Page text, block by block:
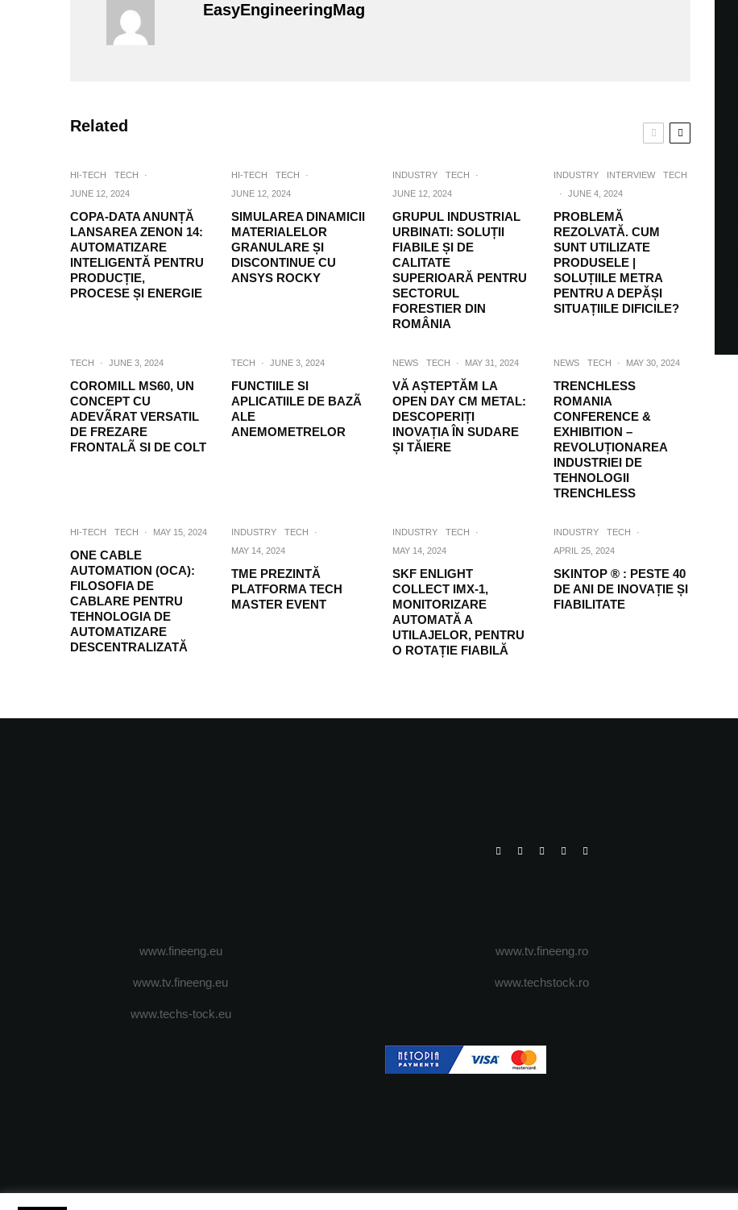
EasyEngineeringMag
Related
HI-TECH TECH
·
JUNE 12, 2024
COPA-DATA ANUNȚĂ
LANSAREA ZENON 14:
AUTOMATIZARE
INTELIGENTĂ PENTRU
PRODUCȚIE,
PROCESE ȘI ENERGIE
HI-TECH TECH
·
JUNE 12, 2024
SIMULAREA DINAMICII
MATERIALELOR
GRANULARE ȘI
DISCONTINUE CU
ANSYS ROCKY
INDUSTRY TECH
·
JUNE 12, 2024
GRUPUL INDUSTRIAL
URBINATI: SOLUȚII
FIABILE ȘI DE
CALITATE
SUPERIOARĂ PENTRU
SECTORUL
FORESTIER DIN
ROMÂNIA
INDUSTRY INTERVIEW
TECH
·
JUNE 4, 2024
PROBLEMĂ
REZOLVATĂ. CUM
SUNT UTILIZATE
PRODUSELE |
SOLUȚIILE METRA
PENTRU A DEPĂȘI
SITUAȚIILE DIFICILE?
TECH · JUNE 3, 2024
COROMILL MS60, UN
CONCEPT CU
ADEVÃRAT VERSATIL
DE FREZARE
FRONTALÃ SI DE COLT
TECH · JUNE 3, 2024
FUNCTIILE SI
APLICATIILE DE BAZÃ
ALE
ANEMOMETRELOR
NEWS TECH · MAY 31, 2024
VĂ AȘTEPTĂM LA
OPEN DAY CM METAL:
DESCOPERIȚI
INOVAȚIA ÎN SUDARE
ȘI TĂIERE
NEWS TECH · MAY 30, 2024
TRENCHLESS
ROMANIA
CONFERENCE &
EXHIBITION –
REVOLUȚIONAREA
INDUSTRIEI DE
TEHNOLOGII
TRENCHLESS
HI-TECH TECH · MAY 15, 2024
ONE CABLE
AUTOMATION (OCA):
FILOSOFIA DE
CABLARE PENTRU
TEHNOLOGIA DE
AUTOMATIZARE
DESCENTRALIZATĂ
INDUSTRY TECH
·
MAY 14, 2024
TME PREZINTĂ
PLATFORMA TECH
MASTER EVENT
INDUSTRY TECH
·
MAY 14, 2024
SKF ENLIGHT
COLLECT IMX-1,
MONITORIZARE
AUTOMATĂ A
UTILAJELOR, PENTRU
O ROTAȚIE FIABILĂ
INDUSTRY TECH
·
APRIL 25, 2024
SKINTOP ® : PESTE 40
DE ANI DE INOVAȚIE ȘI
FIABILITATE
www.fineeng.eu
www.tv.fineeng.eu
www.techs-tock.eu
www.tv.fineeng.ro
www.techstock.ro